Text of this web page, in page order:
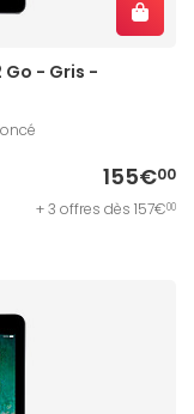
Go - Gris -
155€00
+ 3 offres dès 157€00